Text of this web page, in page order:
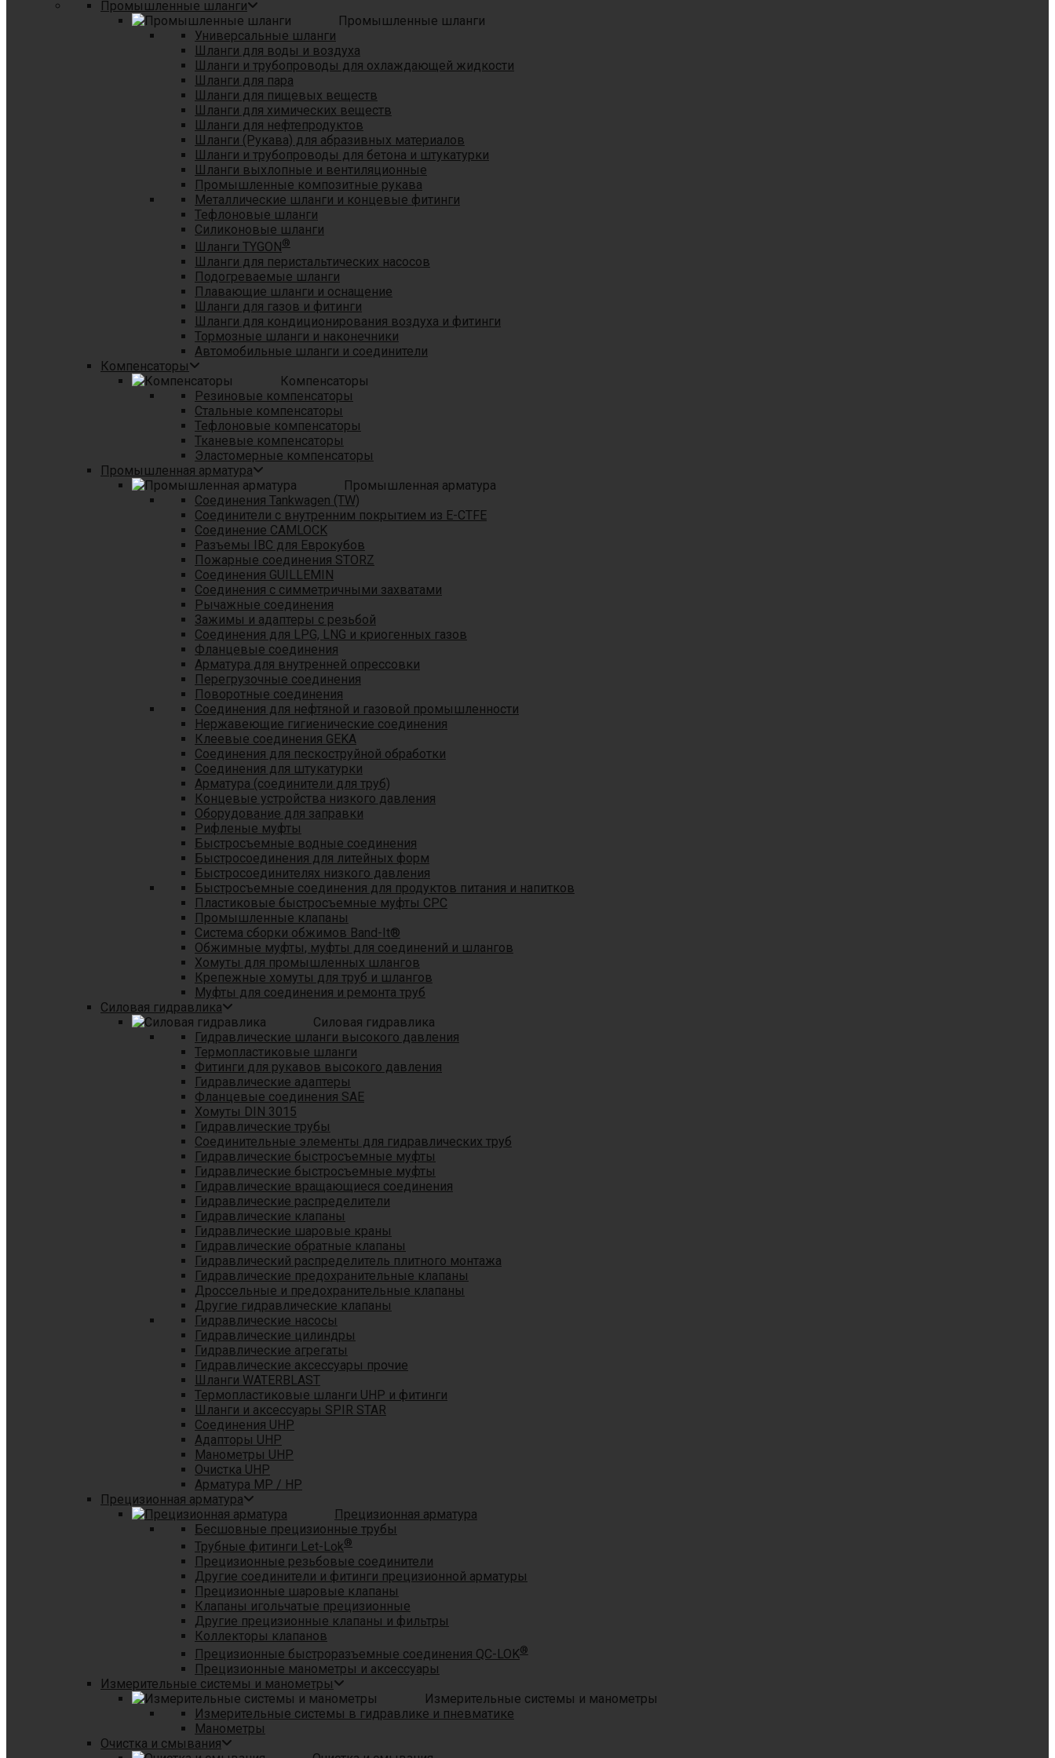
Промышленные шланги
Промышленные шланги
Универсальные шланги
Шланги для воды и воздуха
Шланги и трубопроводы для охлаждающей жидкости
Шланги для пара
Шланги для пищевых веществ
Шланги для химических веществ
Шланги для нефтепродуктов
Шланги (Рукава) для абразивных материалов
Шланги и трубопроводы для бетона и штукатурки
Шланги выхлопные и вентиляционные
Промышленные композитные рукава
Металлические шланги и концевые фитинги
Тефлоновые шланги
Силиконовые шланги
Шланги TYGON®
Шланги для перистальтических насосов
Подогреваемые шланги
Плавающие шланги и оснащение
Шланги для газов и фитинги
Шланги для кондиционирования воздуха и фитинги
Тормозные шланги и наконечники
Автомобильные шланги и соединители
Компенсаторы
Компенсаторы
Резиновые компенсаторы
Стальные компенсаторы
Тефлоновые компенсаторы
Тканевые компенсаторы
Эластомерные компенсаторы
Промышленная арматура
Промышленная арматура
Соединения Tankwagen (TW)
Соединители с внутренним покрытием из E-CTFE
Соединение CAMLOCK
Разъемы IBC для Еврокубов
Пожарные соединения STORZ
Соединения GUILLEMIN
Соединения с симметричными захватами
Рычажные соединения
Зажимы и адаптеры с резьбой
Соединения для LPG, LNG и криогенных газов
Фланцевые соединения
Арматура для внутренней опрессовки
Перегрузочные соединения
Поворотные соединения
Соединения для нефтяной и газовой промышленности
Нержавеющие гигиенические соединения
Клеевые соединения GEKA
Соединения для пескоструйной обработки
Cоединения для штукатурки
Арматура (соединители для труб)
Концевые устройства низкого давления
Оборудование для заправки
Рифленые муфты
Быстросъемные водные соединения
Быстросоединения для литейных форм
Быстросоединителях низкого давления
Быстросъемные соединения для продуктов питания и напитков
Пластиковые быстросъемные муфты CPC
Промышленные клапаны
Система сборки обжимов Band-It®
Обжимные муфты, муфты для соединений и шлангов
Хомуты для промышленных шлангов
Крепежные хомуты для труб и шлангов
Муфты для соединения и ремонта труб
Силовая гидравлика
Силовая гидравлика
Гидравлические шланги высокого давления
Термопластиковые шланги
Фитинги для рукавов высокого давления
Гидравлические адаптеры
Фланцевые соединения SAE
Хомуты DIN 3015
Гидравлические трубы
Соединительные элементы для гидравлических труб
Гидравлические быстросъемные муфты
Гидравлические быстросъемные муфты
Гидравлические вращающиеся соединения
Гидравлические распределители
Гидравлические клапаны
Гидравлические шаровые краны
Гидравлические обратные клапаны
Гидравлический распределитель плитного монтажа
Гидравлические предохранительные клапаны
Дроссельные и предохранительные клапаны
Другие гидравлические клапаны
Гидравлические насосы
Гидравлические цилиндры
Гидравлические агрегаты
Гидравлические аксессуары прочие
Шланги WATERBLAST
Термопластиковые шланги UHP и фитинги
Шланги и аксессуары SPIR STAR
Соединения UHP
Адапторы UHP
Манометры UHP
Очистка UHP
Арматура MP / HP
Прецизионная арматура
Прецизионная арматура
Бесшовные прецизионные трубы
Трубные фитинги Let-Lok®
Прецизионные резьбовые соединители
Другие соединители и фитинги прецизионной арматуры
Прецизионные шаровые клапаны
Клапаны игольчатые прецизионные
Другие прецизионные клапаны и фильтры
Коллекторы клапанов
Прецизионные быстроразъемные соединения QC-LOK®
Прецизионные манометры и аксессуары
Измерительные системы и манометры
Измерительные системы и манометры
Измерительные системы в гидравлике и пневматике
Манометры
Очистка и смывания